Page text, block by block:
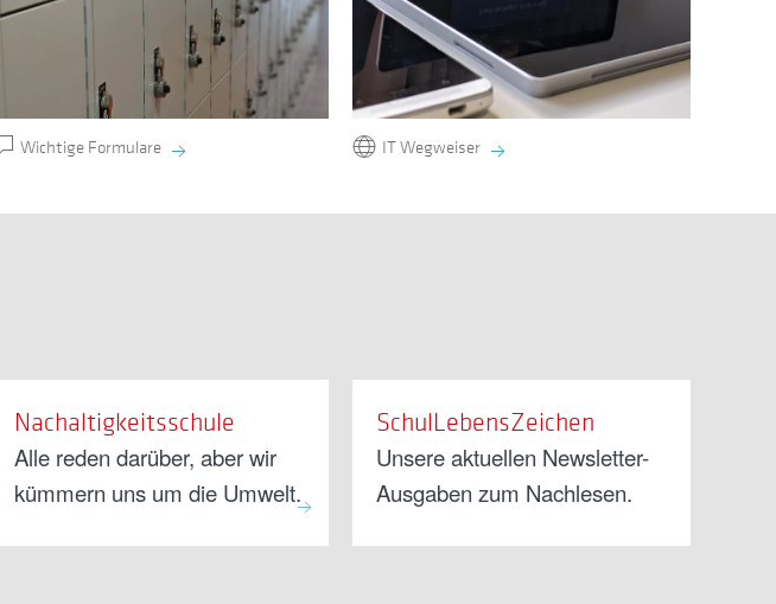
Wichtige Formulare IT Wegweiser
Nachaltigkeitsschule
Alle reden darüber, aber wir
kümmern uns um die Umwelt.
SchulLebensZeichen
Unsere aktuellen Newsletter-
Ausgaben zum Nachlesen.